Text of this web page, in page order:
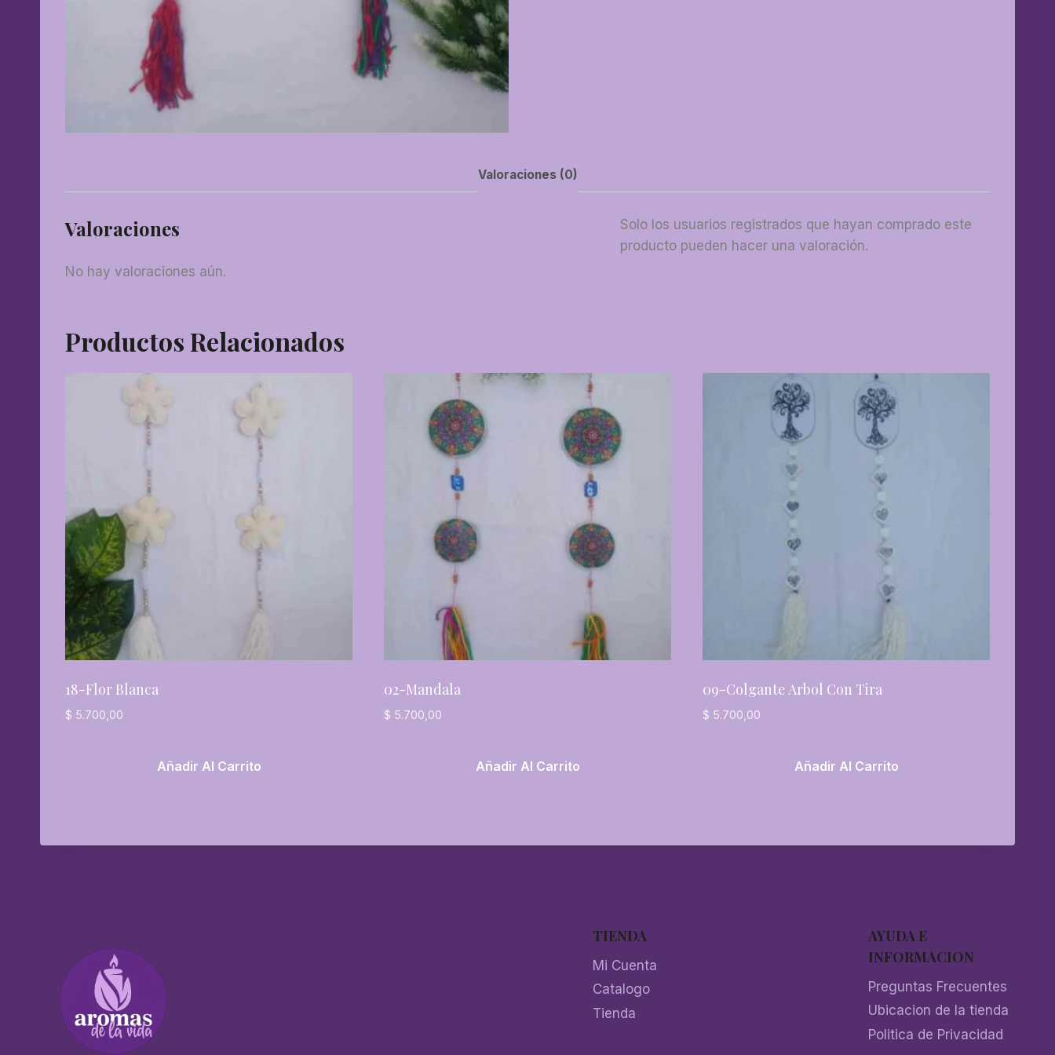
Valoraciones (0)
Valoraciones
No hay valoraciones aún.
Solo los usuarios registrados que hayan comprado este
producto pueden hacer una valoración.
Productos Relacionados
18-Flor Blanca
$ 5.700,00
Añadir Al Carrito
02-Mandala
$ 5.700,00
Añadir Al Carrito
09-Colgante Arbol Con Tira
$ 5.700,00
Añadir Al Carrito
TIENDA
Mi Cuenta
Catalogo
Tienda
AYUDA E
INFORMACION
Preguntas Frecuentes
Ubicacion de la tienda
Politica de Privacidad